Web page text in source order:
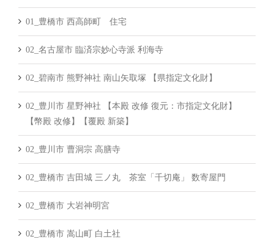
01_豊橋市 西高師町 住宅
02_名古屋市 臨済宗妙心寺派 利海寺
02_碧南市 熊野神社 南山矢取塚 【県指定文化財】
02_豊川市 星野神社 【本殿 改修 復元：市指定文化財】
【幣殿 改修】【覆殿 新築】
02_豊川市 曹洞宗 高膳寺
02_豊橋市 吉田城 三ノ丸 茶室「千切庵」 数寄屋門
02_豊橋市 大岩神明宮
02_豊橋市 嵩山町 白土社